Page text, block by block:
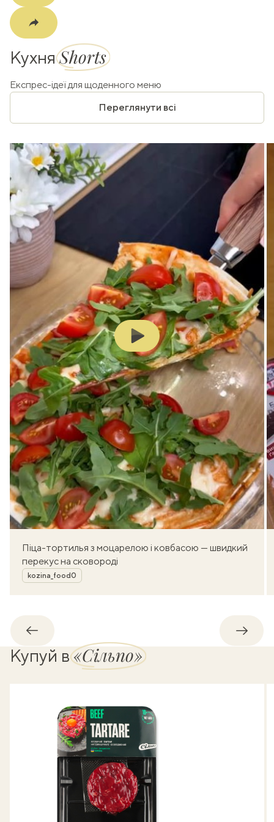
КухняShorts
Експрес-ідеї для щоденного меню
Переглянути всі
Play
Піца-тортилья з моцарелою і ковбасою — швидкий
перекус на сковороді
Автор
kozina_food0
Назад
Купуй в«Сільпо»